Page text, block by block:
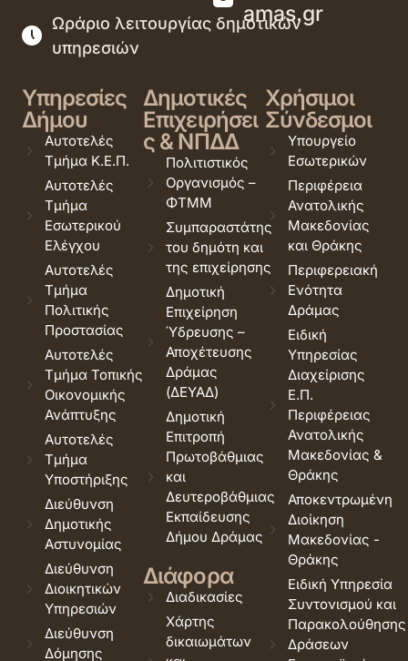
amas.gr
Ωράριο λειτουργίας δημοτικών
υπηρεσιών
Υπηρεσίες
Δήμου
Αυτοτελές
Τμήμα Κ.Ε.Π.
Αυτοτελές
Τμήμα
Εσωτερικού
Ελέγχου
Αυτοτελές
Τμήμα
Πολιτικής
Προστασίας
Αυτοτελές
Τμήμα Τοπικής
Οικονομικής
Ανάπτυξης
Αυτοτελές
Τμήμα
Υποστήριξης
Διεύθυνση
Δημοτικής
Αστυνομίας
Διεύθυνση
Διοικητικών
Υπηρεσιών
Διεύθυνση
Δόμησης
Δημοτικές
Επιχειρήσει
ς & ΝΠΔΔ
Πολιτιστικός
Οργανισμός –
ΦΤΜΜ
Συμπαραστάτης
του δημότη και
της επιχείρησης
Δημοτική
Επιχείρηση
Ύδρευσης –
Αποχέτευσης
Δράμας
(ΔΕΥΑΔ)
Δημοτική
Επιτροπή
Πρωτοβάθμιας
και
Δευτεροβάθμιας
Εκπαίδευσης
Δήμου Δράμας
Διάφορα
Διαδικασίες
Χάρτης
δικαιωμάτων
Χρήσιμοι
Σύνδεσμοι
Υπουργείο
Εσωτερικών
Περιφέρεια
Ανατολικής
Μακεδονίας
και Θράκης
Περιφερειακή
Ενότητα
Δράμας
Ειδική
Υπηρεσίας
Διαχείρισης
Ε.Π.
Περιφέρειας
Ανατολικής
Μακεδονίας &
Θράκης
Αποκεντρωμένη
Διοίκηση
Μακεδονίας -
Θράκης
Ειδική Υπηρεσία
Συντονισμού και
Παρακολούθησης
Δράσεων